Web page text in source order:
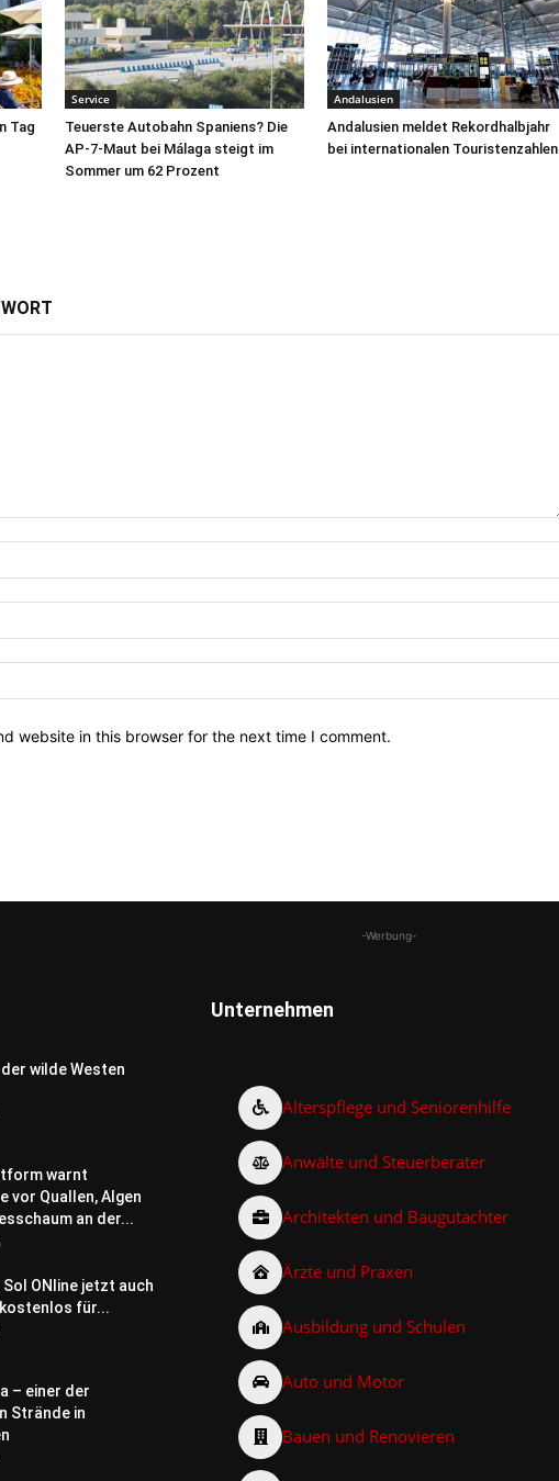
Tag
Service
Teuerste Autobahn Spaniens? Die
AP-7-Maut bei Málaga steigt im
Sommer um 62 Prozent
Andalusien
Andalusien meldet Rekordhalbjahr
bei internationalen Touristenzahlen
website in this browser for the next time I comment.
-Werbung-
wilde Westen
warnt
vor Quallen, Algen
an der...
ONline jetzt auch
für...
– einer der
Strände in
Unternehmen
Alterspflege und Seniorenhilfe
Anwälte und Steuerberater
Architekten und Baugutachter
Ärzte und Praxen
Ausbildung und Schulen
Auto und Motor
Bauen und Renovieren